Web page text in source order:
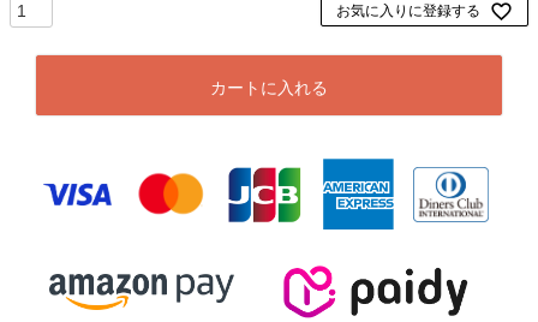
お気に入りに登録する
カートに入れる